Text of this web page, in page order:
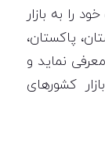
را به بازار
پاکستان،
نماید و
کشورهای